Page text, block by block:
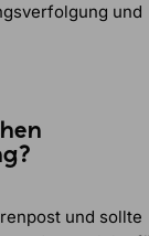
und
und sollte